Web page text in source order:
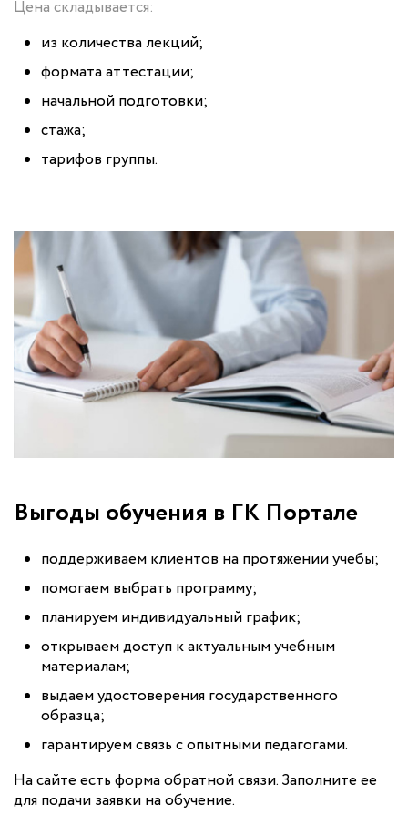
Цена складывается:
из количества лекций;
формата аттестации;
начальной подготовки;
стажа;
тарифов группы.
Выгоды обучения в ГК Портале
поддерживаем клиентов на протяжении учебы;
помогаем выбрать программу;
планируем индивидуальный график;
открываем доступ к актуальным учебным
материалам;
выдаем удостоверения государственного
образца;
гарантируем связь с опытными педагогами.
На сайте есть форма обратной связи. Заполните ее
для подачи заявки на обучение.